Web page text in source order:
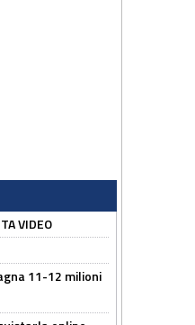
VIDEO
11-12 milioni